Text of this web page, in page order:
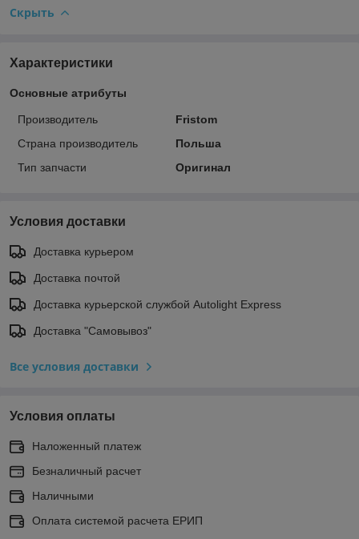
Скрыть
Характеристики
Основные атрибуты
Производитель
Fristom
Страна производитель
Польша
Тип запчасти
Оригинал
Условия доставки
Доставка курьером
Доставка почтой
Доставка курьерской службой Autolight Express
Доставка "Самовывоз"
Все условия доставки
Условия оплаты
Наложенный платеж
Безналичный расчет
Наличными
Оплата системой расчета ЕРИП